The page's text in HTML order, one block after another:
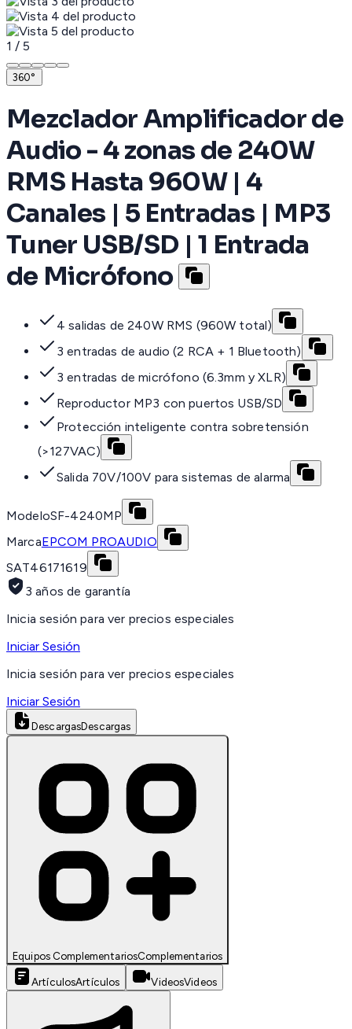
1 / 5
360°
Mezclador Amplificador de
Audio - 4 zonas de 240W
RMS Hasta 960W | 4
Canales | 5 Entradas | MP3
Tuner USB/SD | 1 Entrada
de Micrófono
4 salidas de 240W RMS (960W total)
3 entradas de audio (2 RCA + 1 Bluetooth)
3 entradas de micrófono (6.3mm y XLR)
Reproductor MP3 con puertos USB/SD
Protección inteligente contra sobretensión
(>127VAC)
Salida 70V/100V para sistemas de alarma
ModeloSF-4240MP
MarcaEPCOM PROAUDIO
SAT46171619
3 años de garantía
Inicia sesión para ver precios especiales
Iniciar Sesión
Inicia sesión para ver precios especiales
Iniciar Sesión
DescargasDescargas
Equipos ComplementariosComplementarios
ArtículosArtículos VideosVideos